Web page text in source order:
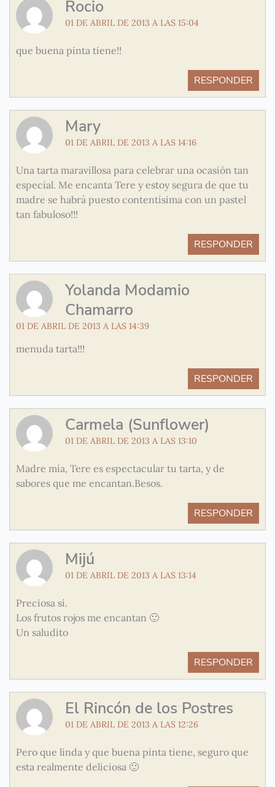
Rocio
01 DE ABRIL DE 2013 A LAS 15:04
que buena pinta tiene!!
RESPONDER
Mary
01 DE ABRIL DE 2013 A LAS 14:16
Una tarta maravillosa para celebrar una ocasión tan
especial. Me encanta Tere y estoy segura de que tu
madre se habrá puesto contentísima con un pastel
tan fabuloso!!!
RESPONDER
Yolanda Modamio
Chamarro
01 DE ABRIL DE 2013 A LAS 14:39
menuda tarta!!!
RESPONDER
Carmela (Sunflower)
01 DE ABRIL DE 2013 A LAS 13:10
Madre mía, Tere es espectacular tu tarta, y de
sabores que me encantan.Besos.
RESPONDER
Mijú
01 DE ABRIL DE 2013 A LAS 13:14
Preciosa sí.
Los frutos rojos me encantan 🙂
Un saludito
RESPONDER
El Rincón de los Postres
01 DE ABRIL DE 2013 A LAS 12:26
Pero que linda y que buena pinta tiene, seguro que
esta realmente deliciosa 🙂